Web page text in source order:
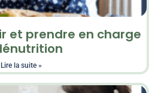
et prendre en charge
Lire la suite »